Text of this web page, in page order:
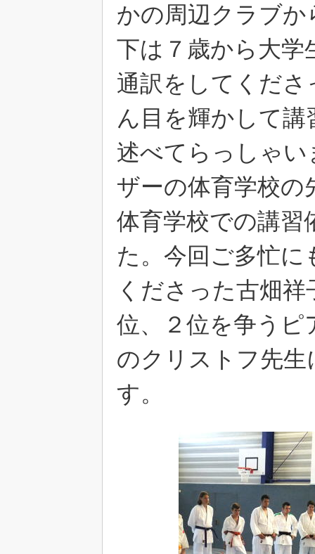
かの周辺クラブ
下は７歳から大学
通訳をしてくだ
ん目を輝かして
述べてらっしゃ
ザーの体育学校の
体育学校での講習
た。今回ご多忙
くださった古畑
位、２位を争うピ
のクリストフ先
す。